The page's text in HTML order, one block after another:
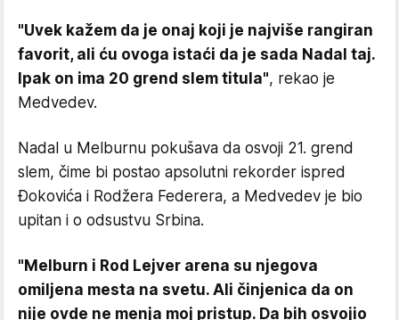
"Uvek kažem da je onaj koji je najviše rangiran
favorit, ali ću ovoga istaći da je sada Nadal taj.
Ipak on ima 20 grend slem titula", rekao je
Medvedev.
Nadal u Melburnu pokušava da osvoji 21. grend
slem, čime bi postao apsolutni rekorder ispred
Đokovića i Rodžera Federera, a Medvedev je bio
upitan i o odsustvu Srbina.
"Melburn i Rod Lejver arena su njegova
omiljena mesta na svetu. Ali činjenica da on
nije ovde ne menja moj pristup. Da bih osvojio